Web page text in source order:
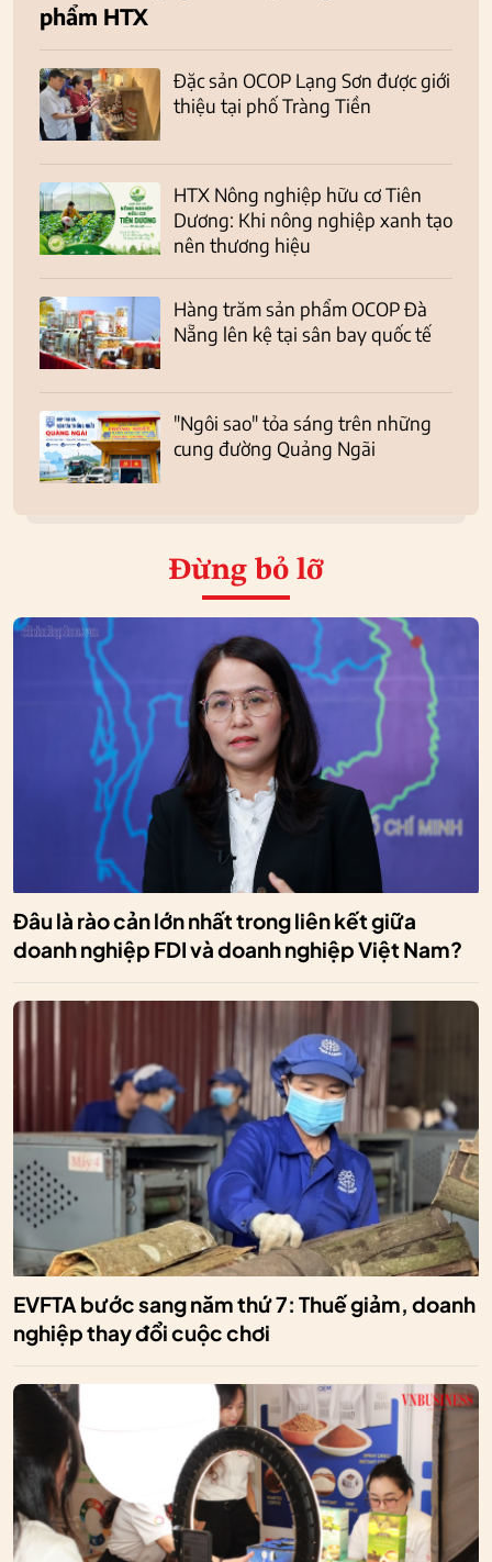
phẩm HTX
Đặc sản OCOP Lạng Sơn được giới
thiệu tại phố Tràng Tiền
HTX Nông nghiệp hữu cơ Tiên
Dương: Khi nông nghiệp xanh tạo
nên thương hiệu
Hàng trăm sản phẩm OCOP Đà
Nẵng lên kệ tại sân bay quốc tế
"Ngôi sao" tỏa sáng trên những
cung đường Quảng Ngãi
Đừng bỏ lỡ
Đâu là rào cản lớn nhất trong liên kết giữa
doanh nghiệp FDI và doanh nghiệp Việt Nam?
EVFTA bước sang năm thứ 7: Thuế giảm, doanh
nghiệp thay đổi cuộc chơi